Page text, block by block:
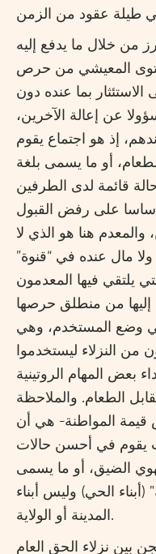
من خلال ما يدفع إليه
المعيشي من حرص
الاستئثار بما عنده دون
عن إعالة الآخرين،
إذ هو اجتماع يقوم
أو ما يسمى بلغة
قائمة لدى الطرفين
أساسا على رفض القبول
هنا هو الذي لا
ولا مال عنده في “قنوة”
يلتقي فيها المعدمون
من منطلق حرصها
وضع المستخدم، وهي
من النزلاء ليستخدموا
بعض المهام الروتينية
الطعام. والملاحظة
قيمة المواطنة- هي أن
يقوم في أحسن حالات
الضيق، أو ما يسمى
(أبناء الحي) وليس أبناء
المدينة أو الولاية.
بين نزلاء الحق العام